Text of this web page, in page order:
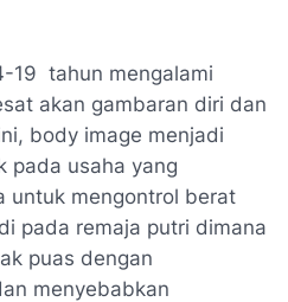
19 tahun mengalami
akan gambaran diri dan
body image menjadi
pada usaha yang
untuk mengontrol berat
pada remaja putri dimana
puas dengan
menyebabkan